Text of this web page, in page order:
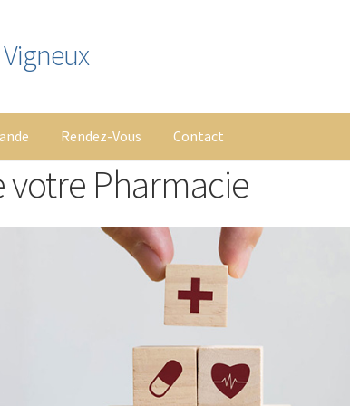
Rendez-Vous Contact
PartagéListe de souhaits Mentions légales
ParapharmacieRendez-Vous
votre Pharmacie